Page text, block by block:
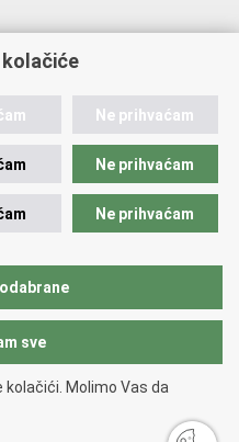
Ne prihvaćam
Ne prihvaćam
Ne prihvaćam
sve
Molimo Vas da